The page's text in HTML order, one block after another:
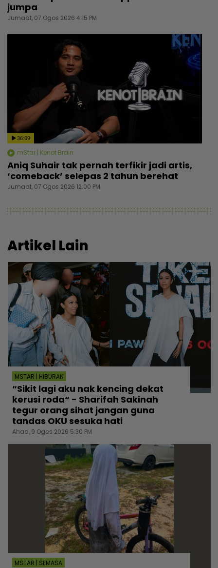
jumpa
Jumaat, 07 Ogos 2026 4:15 PM
36:09
mStar | Kenot Brain
Aniq Suhair tak pernah terfikir jadi artis,
‘comeback’ selepas 2 tahun berehat
Jumaat, 07 Ogos 2026 12:00 PM
Artikel Lain
MSTAR | HIBURAN
“Sikit lagi aku nak kencing dekat
kerusi roda“ - Sharifah Sakinah
tegur orang sihat jangan guna
tandas OKU sesuka hati
Ahad, 9 Ogos 2026 5:30 PM
MSTAR | SEMASA